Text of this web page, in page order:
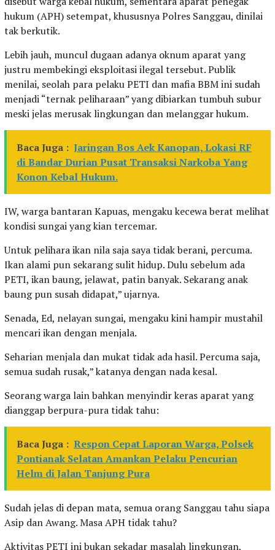
hukum (APH) setempat, khususnya Polres Sanggau, dinilai
tak berkutik.
Lebih jauh, muncul dugaan adanya oknum aparat yang
justru membekingi eksploitasi ilegal tersebut. Publik
menilai, seolah para pelaku PETI dan mafia BBM ini sudah
menjadi “ternak peliharaan” yang dibiarkan tumbuh subur
meski jelas merusak lingkungan dan melanggar hukum.
Baca Juga : Jaringan Bos Aek Kanopan, Lokasi RF
di Bandar Durian Pusat Transaksi Narkoba Yang
Konon Kebal Hukum.
IW, warga bantaran Kapuas, mengaku kecewa berat melihat
kondisi sungai yang kian tercemar.
Untuk pelihara ikan nila saja saya tidak berani, percuma.
Ikan alami pun sekarang sulit hidup. Dulu sebelum ada
PETI, ikan baung, jelawat, patin banyak. Sekarang anak
baung pun susah didapat,” ujarnya.
Senada, Ed, nelayan sungai, mengaku kini hampir mustahil
mencari ikan dengan menjala.
Seharian menjala dan mukat tidak ada hasil. Percuma saja,
semua sudah rusak,” katanya dengan nada kesal.
Seorang warga lain bahkan menyindir keras aparat yang
dianggap berpura-pura tidak tahu:
Baca Juga : Respon Cepat Laporan Warga, Polsek
Pontianak Selatan Amankan Pelaku Pencurian
Helm di Jalan Tanjung Pura
Sudah jelas di depan mata, semua orang Sanggau tahu siapa
Asip dan Awang. Masa APH tidak tahu?
Aktivitas PETI ini bukan sekadar masalah lingkungan,